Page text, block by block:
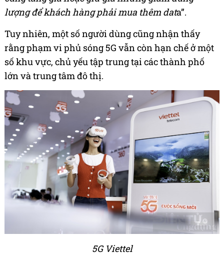
lượng để khách hàng phải mua thêm data”.
Tuy nhiên, một số người dùng cũng nhận thấy
rằng phạm vi phủ sóng 5G vẫn còn hạn chế ở một
số khu vực, chủ yếu tập trung tại các thành phố
lớn và trung tâm đô thị.
5G Viettel